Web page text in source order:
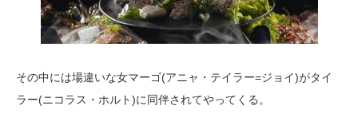
その中には場違いな女マーゴ(アニャ・テイラー=ジョイ)がタイ
ラー(ニコラス・ホルト)に同伴されてやってくる。